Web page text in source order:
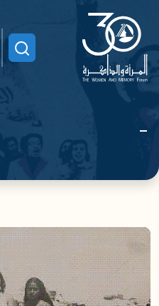
ابحث